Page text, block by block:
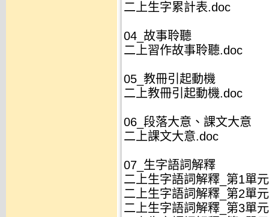
二上生字累計表.doc
04_故事聆聽
二上習作故事聆聽.doc
05_教冊引起動機
二上教冊引起動機.doc
06_段落大意、課文大意
二上課文大意.doc
07_生字語詞解釋
二上生字語詞解釋_第1單
二上生字語詞解釋_第2單
二上生字語詞解釋_第3單